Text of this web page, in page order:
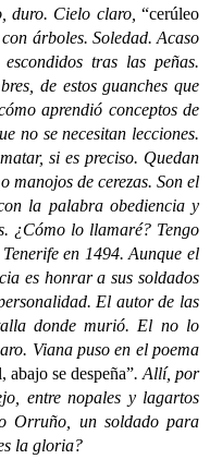
duro. Cielo claro, “cerúleo
árboles. Soledad. Acaso
tras las peñas.
de estos guanches que
aprendió conceptos de
no se necesitan lecciones.
si es preciso. Quedan
manojos de cerezas. Son el
la palabra obediencia y
¿Cómo lo llamaré? Tengo
en 1494. Aunque el
es honrar a sus soldados
El autor de las
donde murió. El no lo
Viana puso en el poema
abajo se despeña”. Allí, por
entre nopales y lagartos
Orruño, un soldado para
la gloria?